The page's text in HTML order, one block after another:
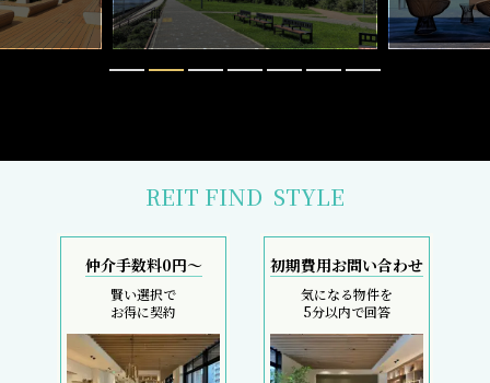
REIT FIND STYLE
仲介手数料0円～
賢い選択で
お得に契約
初期費用お問い合わせ
気になる物件を
5分以内で回答